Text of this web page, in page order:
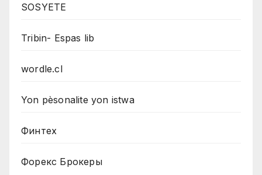
SOSYETE
Tribin- Espas lib
wordle.cl
Yon pèsonalite yon istwa
Финтех
Форекс Брокеры